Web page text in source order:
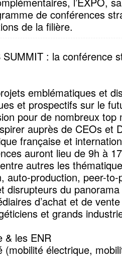
de conférences
de la filière.
SUMMIT : la conférence
emblématiques et
et prospectifs sur le
pour de nombreux
auprès de CEOs et
française et
auront lieu de 9h à
autres les
auto-production, peer-
disrupteurs du
d’achat et de vente
et grands
& les ENR
(mobilité électrique,